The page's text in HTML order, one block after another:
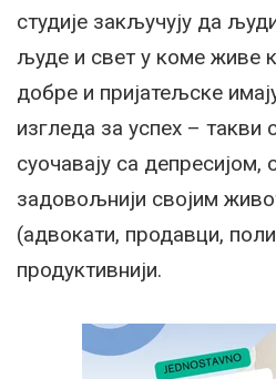
студије закључују да
људе и свет у коме живе
добре и пријатељске
изгледа за успех – такви
суочавају са депресијом,
задовољнији својим
(адвокати, продавци,
продуктивнији.